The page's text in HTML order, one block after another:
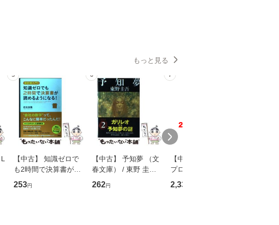
もっと見る
5
【中古】 知識ゼロで
も2時間で決算書が読
めるようになる！ 会
計超入門！ / 佐伯 良
253円
6
【中古】 予知夢 （文
春文庫） / 東野 圭吾 /
文藝春秋 [文庫]【メー
ル便送料無料】
262円
7
【中古】 野ブタ。を
プロデュース [DVD-B
OX] / バップ [DVD]
【メール便送料無料】
2,335